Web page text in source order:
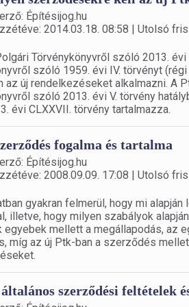
Építésijog.hu
2014.03.18. 08:58 | Utolsó
Törvénykönyvről szóló 2013.
szóló 1959. évi IV. törvényt
az új rendelkezéseket alkalmazni. A
szóló 2013. évi V. törvény
évi CLXXVII. törvény tartalmazza.
fogalma és tartalma
Építésijog.hu
2008.09.09. 17:08 | Utolsó
gyakran felmerül, hogy mi
illetve, hogy milyen szabályok
egyebek mellett a megállapodás, az
míg az új Ptk-ban a szerződés
szerződési feltételek